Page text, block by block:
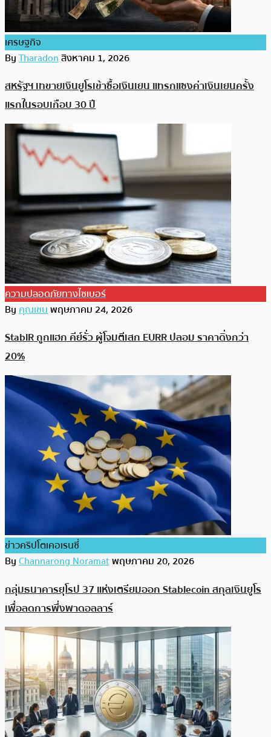
เศรษฐกิจ
ByTharadonสิงหาคม 1, 2026
สหรัฐฯ เทขายเงินยูโรเข้าซื้อเงินเยน แทรกแซงค่าเงินเยนครั้ง
แรกในรอบเกือบ 30 ปี
ความปลอดภัยทางไซเบอร์
Byคุณเชนพฤษภาคม 24, 2026
StablR ถูกแฮก คีย์รั่ว ผู้โจมตีเสก EURR ปลอม ราคาดิ่งกว่า
20%
ข่าวคริปโตเคอเรนซี่
ByChannarong Noramatพฤษภาคม 20, 2026
กลุ่มธนาคารยุโรป 37 แห่งเตรียมออก Stablecoin สกุลเงินยูโร
เพื่อลดการพึ่งพาดอลลาร์